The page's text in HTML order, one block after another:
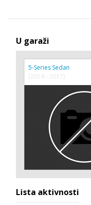
U garaži
5-Series Sedan
(2014 - 2017)
Lista aktivnosti